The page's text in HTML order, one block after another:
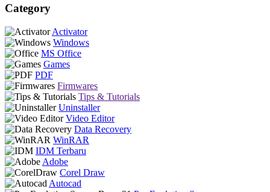
Category
Activator
Windows
MS Office
Games
PDF
Firmwares
Tips & Tutorials
Uninstaller
Video Editor
Data Recovery
WinRAR
IDM Terbaru
Adobe
Corel Draw
Autocad